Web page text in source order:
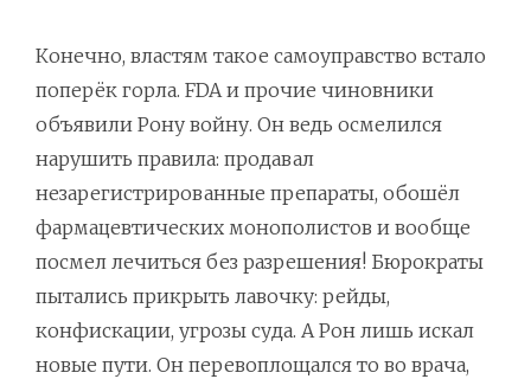
Конечно, властям такое самоуправство встало
поперёк горла. FDA и прочие чиновники
объявили Рону войну. Он ведь осмелился
нарушить правила: продавал
незарегистрированные препараты, обошёл
фармацевтических монополистов и вообще
посмел лечиться без разрешения! Бюрократы
пытались прикрыть лавочку: рейды,
конфискации, угрозы суда. А Рон лишь искал
новые пути. Он перевоплощался то во врача,